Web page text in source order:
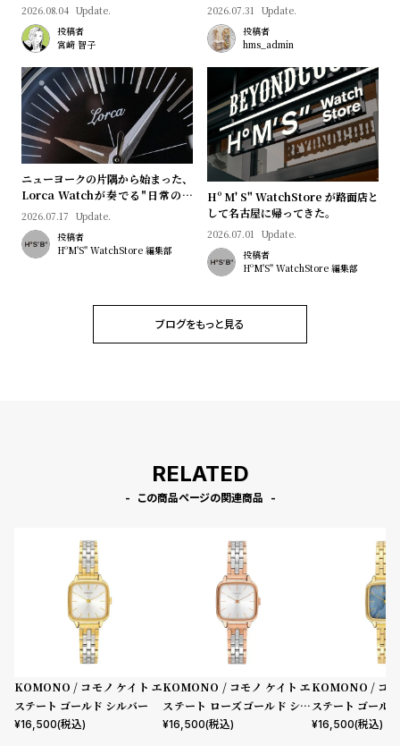
保
証
ラ
ス
サ
ー
ス
よ
く
あ
質
問
お
問
い
わ
せ
2026.08.04 Update.
投稿者
宮﨑 智子
2026.07.31 Update.
投稿者
hms_admin
ニューヨークの片隅から始まった、
Lorca Watchが奏でる"日常のロ
マン"｜Brand Picks #08
2026.07.17 Update.
投稿者
HºM'S" WatchStore 編集部
Hº M' S" WatchStore が路面店と
して名古屋に帰ってきた。
2026.07.01 Update.
投稿者
HºM'S" WatchStore 編集部
ブログをもっと見る
RELATED
この商品ページの関連商品
KOMONO / コモノ ケイト エ
ステート ゴールド シルバー
¥16,500(税込)
KOMONO / コモノ ケイト エ
ステート ローズゴールド シル
バー
¥16,500(税込)
KOMONO / コ
ステート ゴール
¥16,500(税込)